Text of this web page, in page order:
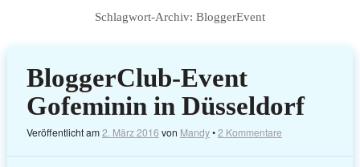
Schlagwort-Archiv: BloggerEvent
BloggerClub-Event
Gofeminin in Düsseldorf
Veröffentlicht am2. März 2016 von Mandy•2 Kommentare